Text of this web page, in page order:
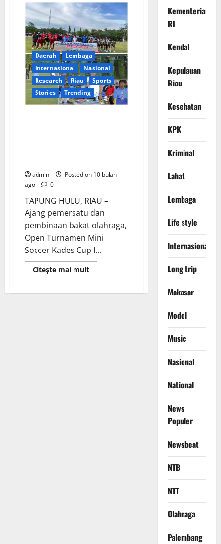
Hari
Tanpa
Kepastian:
Prof.
Sutan
Nasomal
Desak
Presiden
Turun
Tangan
Sidik
Skandal
Ijazah
Bupati
Rokan
Daerah
Lembaga
lnternasional
Nasional
Research
Riau
Sports
Stories
Trending
admin
Posted on 10 bulan
ago
0
TAPUNG HULU, RIAU –
Ajang pemersatu dan
pembinaan bakat olahraga,
Open Turnamen Mini
Soccer Kades Cup I...
Citeşte mai multRead
more
Kementerian
RI
Kendal
Kepulauan
Riau
Kesehatan
KPK
Kriminal
Lahat
Lembaga
Life style
lnternasional
Long trip
Makasar
Model
Music
Nasional
National
News
Populer
Newsbeat
NTB
NTT
Olahraga
Palembang